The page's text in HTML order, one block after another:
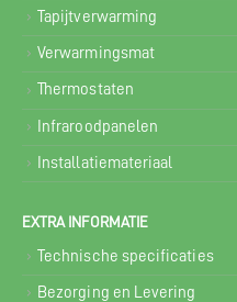
Tapijtverwarming
Verwarmingsmat
Thermostaten
Infraroodpanelen
Installatiemateriaal
EXTRA INFORMATIE
Technische specificaties
Bezorging en Levering